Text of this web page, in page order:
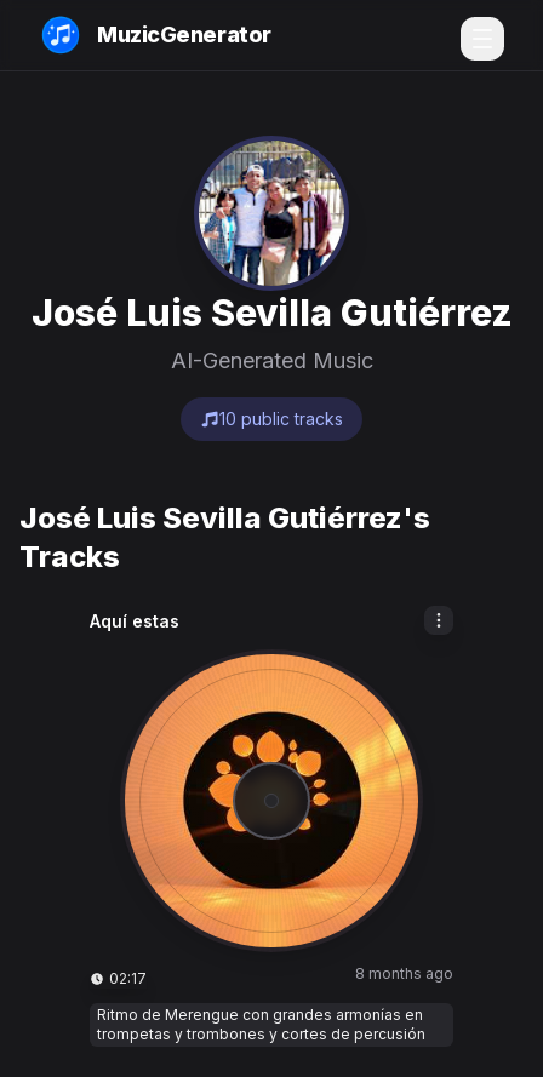
MuzicGenerator
José Luis Sevilla Gutiérrez
AI-Generated Music
10 public tracks
José Luis Sevilla Gutiérrez's
Tracks
Aquí estas
02:17 8 months ago
Ritmo de Merengue con grandes armonías en
trompetas y trombones y cortes de percusión